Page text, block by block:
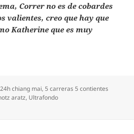
Correr no es de cobardes
valientes, creo que hay que
Katherine que es muy
Categorías
24h chiang mai,5 carreras 5 contientes
aratz, Ultrafondo
24h de Chiang Mai. Gracias, mil gracias